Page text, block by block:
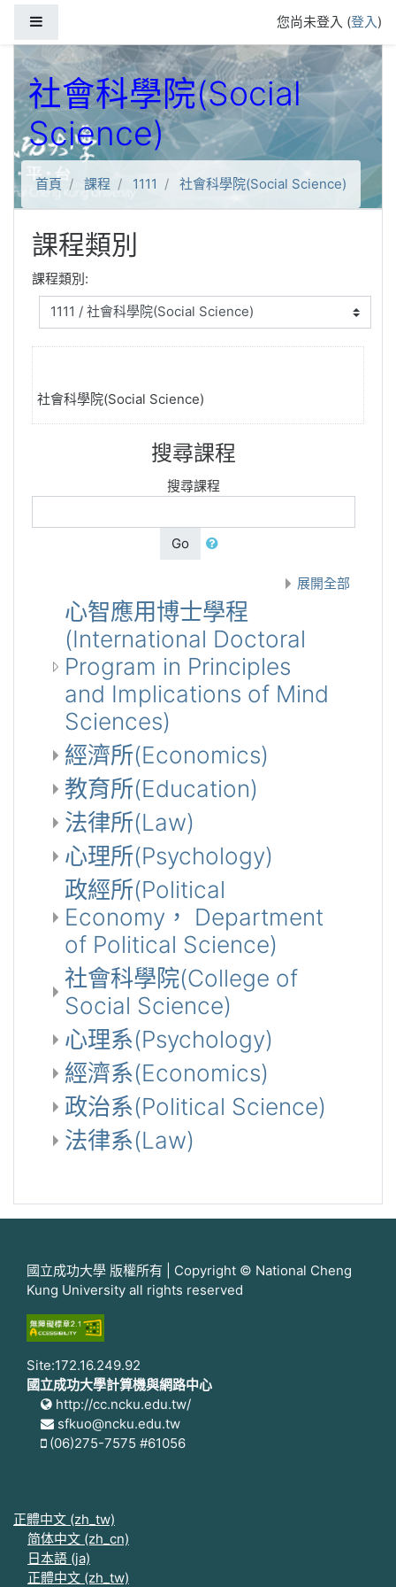
您尚未登入 (登入)
社會科學院(Social
Science)
首頁 課程 1111 社會科學院(Social Science)
課程類別
課程類別:
社會科學院(Social Science)
搜尋課程
搜尋課程
Go
展開全部
心智應用博士學程
(International Doctoral
Program in Principles
and Implications of Mind
Sciences)
經濟所(Economics)
教育所(Education)
法律所(Law)
心理所(Psychology)
政經所(Political
Economy， Department
of Political Science)
社會科學院(College of
Social Science)
心理系(Psychology)
經濟系(Economics)
政治系(Political Science)
法律系(Law)
國立成功大學 版權所有 | Copyright © National Cheng
Kung University all rights reserved
Site:172.16.249.92
國立成功大學計算機與網路中心
http://cc.ncku.edu.tw/
sfkuo@ncku.edu.tw
(06)275-7575 #61056
正體中文 ‎(zh_tw)‎
简体中文 ‎(zh_cn)‎
日本語 ‎(ja)‎
正體中文 ‎(zh_tw)‎